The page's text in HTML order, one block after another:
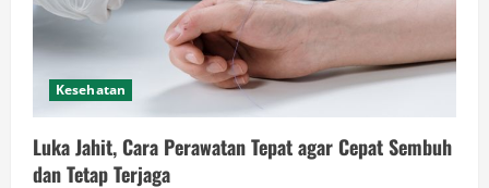
Kesehatan
Luka Jahit, Cara Perawatan Tepat agar Cepat Sembuh
dan Tetap Terjaga